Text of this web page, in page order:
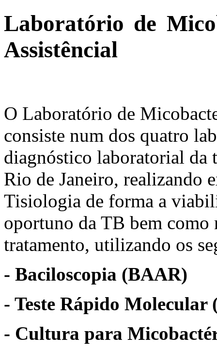
Laboratório de
Assistêncial
O Laboratório de
consiste num dos quatro
diagnóstico laboratorial da
Rio de Janeiro, realizando
Tisiologia de forma a
oportuno da TB bem
tratamento, utilizando os
- Baciloscopia (BAAR)
- Teste Rápido
- Cultura para